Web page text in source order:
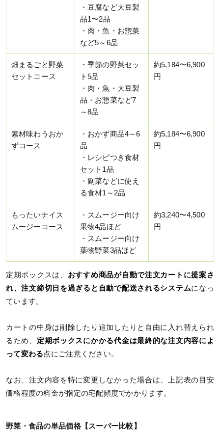
・豆腐など大豆製
品1〜2品
・肉・魚・お惣菜
など5～6品
畑まるごと野菜
セットコース
・季節の野菜セッ
ト5品
・肉・魚・大豆製
品・お惣菜など7
～8品
約5,184〜6,900
円
素材味わうおか
ずコース
・おかず商品4～6
品
・レシピつき食材
セット1品
・副菜などに使え
る食材1～2品
約5,184〜6,900
円
もったいナイス
ムージーコース
・スムージー向け
果物4品ほど
・スムージー向け
葉物野菜3品ほど
約3,240〜4,500
円
定期ボックスは、 おすすめ商品が自動で注文カートに提案さ
れ、注文締切日を過ぎると自動で配送されるシステムになっ
ています。
カートの中身は削除したり追加したりと自由に入れ替えられ
るため、 定期ボックスにかかる代金は最終的な注文内容によ
って変わる点にご注意ください。
なお、注文内容を特に変更しなかった場合は、上記表の目安
価格程度の料金が指定の宅配頻度でかかります。
野菜・食品の単品価格【スーパー比較】